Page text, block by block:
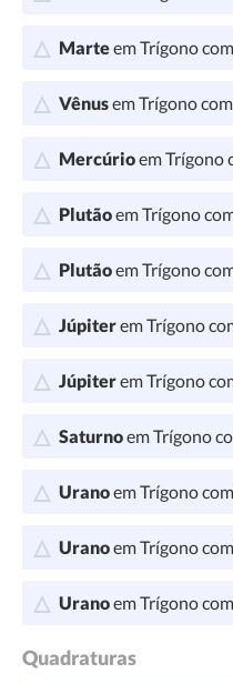
Marteem Trígono com
Vênusem Trígono com
Mercúrioem Trígono
Plutãoem Trígono
Plutãoem Trígono
Júpiterem Trígono
Júpiterem Trígono
Saturnoem Trígono
Uranoem Trígono com
Uranoem Trígono com
Uranoem Trígono com
Quadraturas